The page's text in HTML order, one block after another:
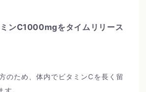
ンC1000mgをタイムリリース
のため、体内でビタミンCを長く留
す。